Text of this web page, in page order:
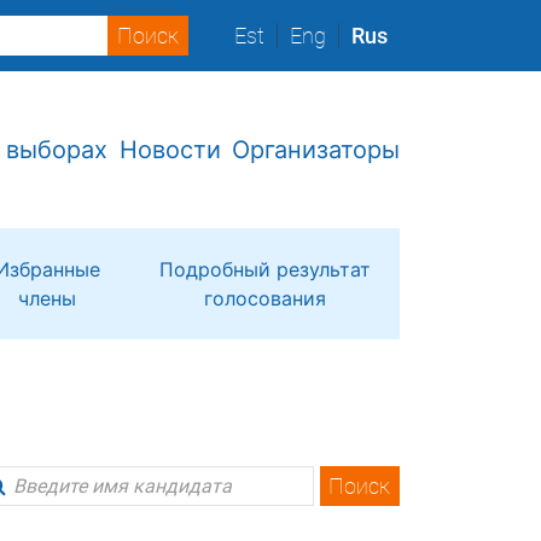
Est Eng Rus
Новости Организаторы
члены
Подробный результат
голосования
Поиск